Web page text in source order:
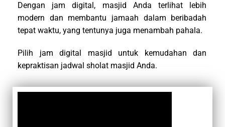
Dengan jam digital, masjid Anda terlihat lebih
modern dan membantu jamaah dalam beribadah
tepat waktu, yang tentunya juga menambah pahala.
Pilih jam digital masjid untuk kemudahan dan
kepraktisan jadwal sholat masjid Anda.